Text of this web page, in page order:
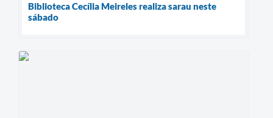
Biblioteca Cecília Meireles realiza sarau neste
sábado